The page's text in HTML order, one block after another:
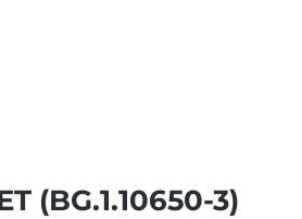
(BG.1.10650-3)